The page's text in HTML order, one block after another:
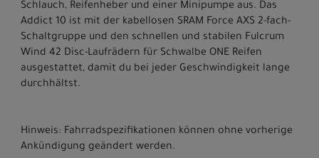
Schlauch, Reifenheber und einer Minipumpe aus. Das
Addict 10 ist mit der kabellosen SRAM Force AXS 2-fach-
Schaltgruppe und den schnellen und stabilen Fulcrum
Wind 42 Disc-Laufrädern für Schwalbe ONE Reifen
ausgestattet, damit du bei jeder Geschwindigkeit lange
durchhältst.
Hinweis: Fahrradspezifikationen können ohne vorherige
Ankündigung geändert werden.